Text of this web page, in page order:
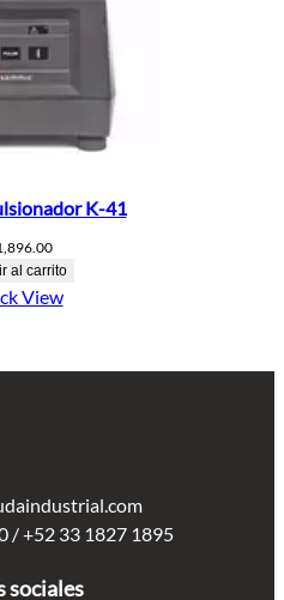
K-41
al carrito
View
/ +52 33 1827 1895
sociales